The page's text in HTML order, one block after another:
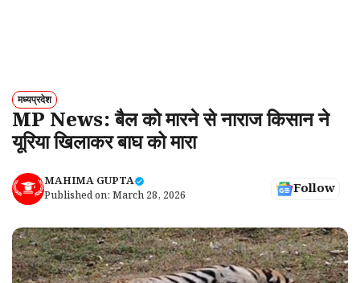
मध्यप्रदेश
MP News: बैल को मारने से नाराज किसान ने
यूरिया खिलाकर बाघ को मारा
MAHIMA GUPTA
Published on: March 28, 2026 Follow